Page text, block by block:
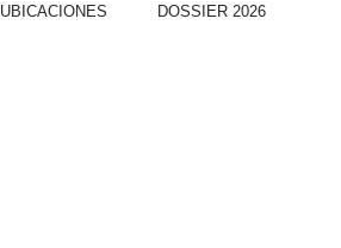
UBICACIONES DOSSIER 2026